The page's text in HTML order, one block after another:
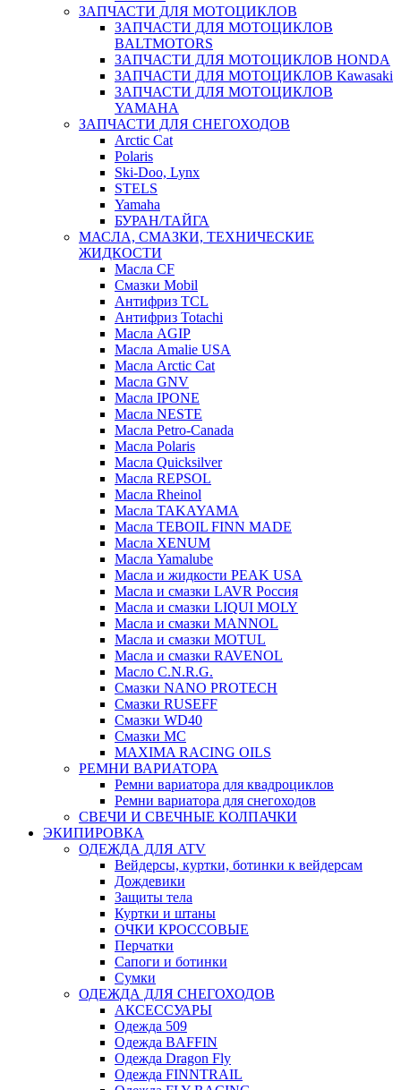
ЗАПЧАСТИ ДЛЯ МОТОЦИКЛОВ
ЗАПЧАСТИ ДЛЯ МОТОЦИКЛОВ
BALTMOTORS
ЗАПЧАСТИ ДЛЯ МОТОЦИКЛОВ HONDA
ЗАПЧАСТИ ДЛЯ МОТОЦИКЛОВ Kawasaki
ЗАПЧАСТИ ДЛЯ МОТОЦИКЛОВ
YAMAHA
ЗАПЧАСТИ ДЛЯ СНЕГОХОДОВ
Arctic Cat
Polaris
Ski-Doo, Lynx
STELS
Yamaha
БУРАН/ТАЙГА
МАСЛА, СМАЗКИ, ТЕХНИЧЕСКИЕ
ЖИДКОСТИ
Масла CF
Смазки Mobil
Антифриз TCL
Антифриз Totachi
Масла AGIP
Масла Amalie USA
Масла Arctic Cat
Масла GNV
Масла IPONE
Масла NESTE
Масла Petro-Canada
Масла Polaris
Масла Quicksilver
Масла REPSOL
Масла Rheinol
Масла TAKAYAMA
Масла TEBOIL FINN MADE
Масла XENUM
Масла Yamalube
Масла и жидкости PEAK USA
Масла и смазки LAVR Россия
Масла и смазки LIQUI MOLY
Масла и смазки MANNOL
Масла и смазки MOTUL
Масла и смазки RAVENOL
Масло C.N.R.G.
Смазки NANO PROTECH
Смазки RUSEFF
Смазки WD40
Смазки МС
MAXIMA RACING OILS
РЕМНИ ВАРИАТОРА
Ремни вариатора для квадроциклов
Ремни вариатора для снегоходов
СВЕЧИ И СВЕЧНЫЕ КОЛПАЧКИ
ЭКИПИРОВКА
ОДЕЖДА ДЛЯ ATV
Вейдерсы, куртки, ботинки к вейдерсам
Дождевики
Защиты тела
Куртки и штаны
ОЧКИ КРОССОВЫЕ
Перчатки
Сапоги и ботинки
Сумки
ОДЕЖДА ДЛЯ СНЕГОХОДОВ
АКСЕССУАРЫ
Одежда 509
Одежда BAFFIN
Одежда Dragon Fly
Одежда FINNTRAIL